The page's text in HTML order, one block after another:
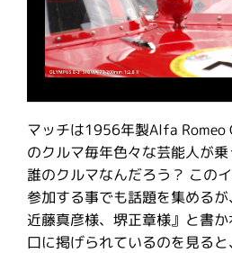
マッチは1956年製Alfa Romeo
のクルマ毎年色々な芸能人が
誰のクルマなんだろう？ この
参加する事でも話題を集めるが
近藤真彦様、堺正章様』と書
口に掲げられているのを見る